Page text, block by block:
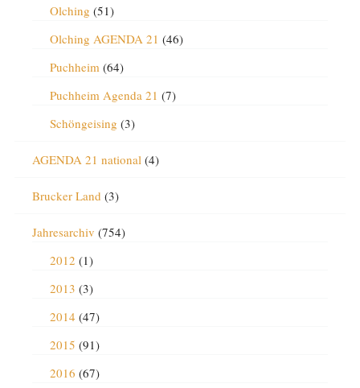
Olching (51)
Olching AGENDA 21 (46)
Puchheim (64)
Puchheim Agenda 21 (7)
Schöngeising (3)
AGENDA 21 national (4)
Brucker Land (3)
Jahresarchiv (754)
2012 (1)
2013 (3)
2014 (47)
2015 (91)
2016 (67)